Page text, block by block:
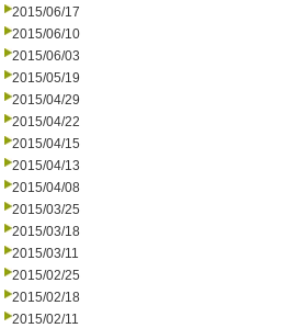
2015/06/17
2015/06/10
2015/06/03
2015/05/19
2015/04/29
2015/04/22
2015/04/15
2015/04/13
2015/04/08
2015/03/25
2015/03/18
2015/03/11
2015/02/25
2015/02/18
2015/02/11